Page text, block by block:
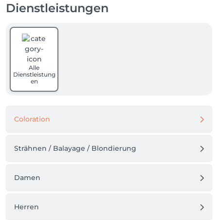
Dienstleistungen
Alle
Dienstleistung
en
Coloration
Strähnen / Balayage / Blondierung
Damen
Herren